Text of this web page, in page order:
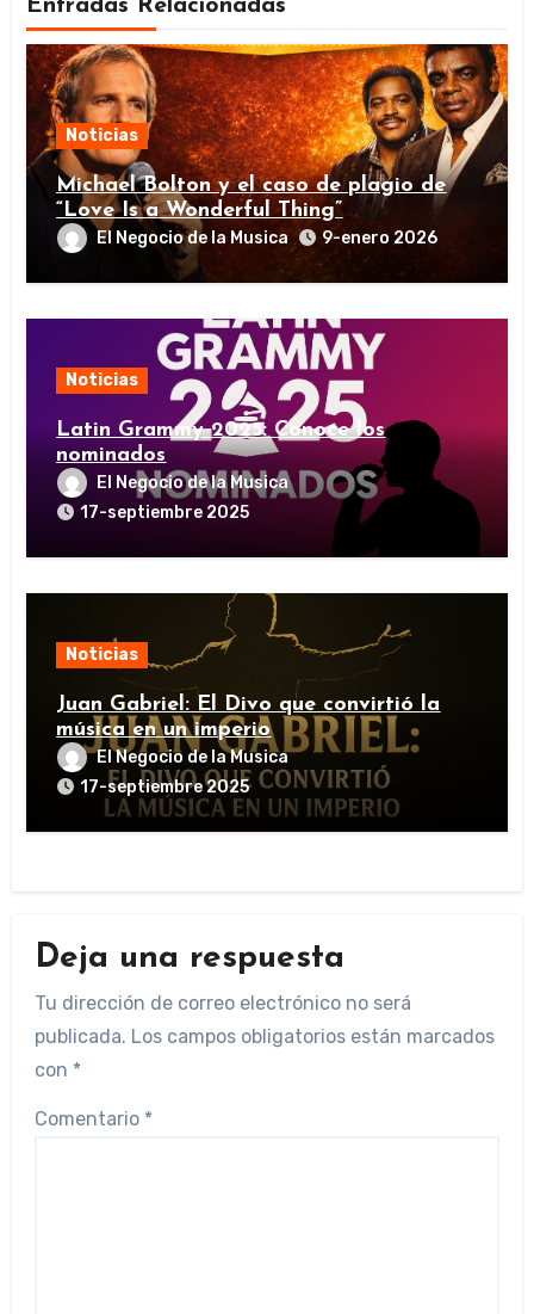
Entradas Relacionadas
Noticias
Michael Bolton y el caso de plagio de
“Love Is a Wonderful Thing”
El Negocio de la Musica 9-enero 2026
Noticias
Latin Grammy 2025: Conoce los
nominados
El Negocio de la Musica
17-septiembre 2025
Noticias
Juan Gabriel: El Divo que convirtió la
música en un imperio
El Negocio de la Musica
17-septiembre 2025
Deja una respuesta
Tu dirección de correo electrónico no será
publicada. Los campos obligatorios están marcados
con *
Comentario *